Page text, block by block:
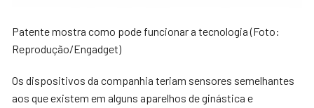
Patente mostra como pode funcionar a tecnologia (Foto:
Reprodução/Engadget)
Os dispositivos da companhia teriam sensores semelhantes
aos que existem em alguns aparelhos de ginástica e